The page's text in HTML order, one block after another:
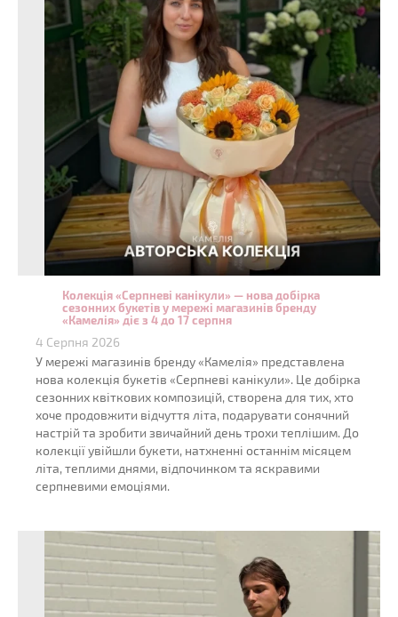
Колекція «Серпневі канікули» — нова добірка
сезонних букетів у мережі магазинів бренду
«Камелія» діє з 4 до 17 серпня
4 Серпня 2026
У мережі магазинів бренду «Камелія» представлена
нова колекція букетів «Серпневі канікули». Це добірка
сезонних квіткових композицій, створена для тих, хто
хоче продовжити відчуття літа, подарувати сонячний
настрій та зробити звичайний день трохи теплішим. До
колекції увійшли букети, натхненні останнім місяцем
літа, теплими днями, відпочинком та яскравими
серпневими емоціями.